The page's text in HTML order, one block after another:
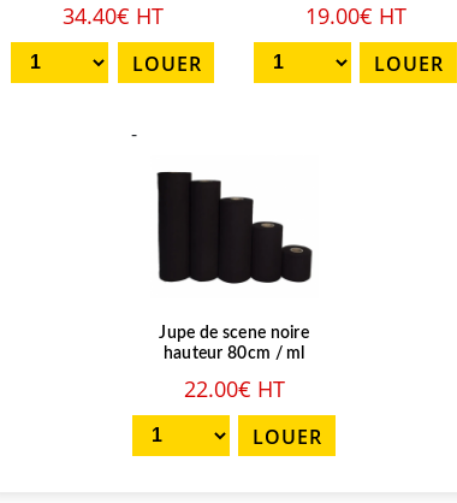
34.40€ HT 19.00€ HT
-
Jupe de scene noire
hauteur 80cm / ml
22.00€ HT